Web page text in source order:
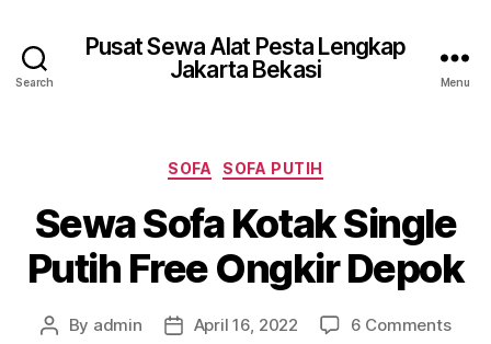
Search
Pusat Sewa Alat Pesta Lengkap
Jakarta Bekasi
Menu
Categories
SOFA SOFA PUTIH
Sewa Sofa Kotak Single
Putih Free Ongkir Depok
Post
By admin
PostApril 16, 2022 6 Commentson